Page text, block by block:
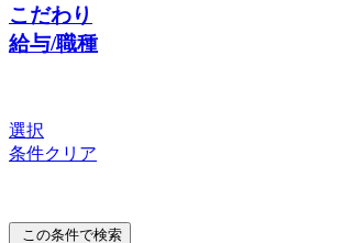
こだわり
給与/職種
選択
条件クリア
この条件で検索